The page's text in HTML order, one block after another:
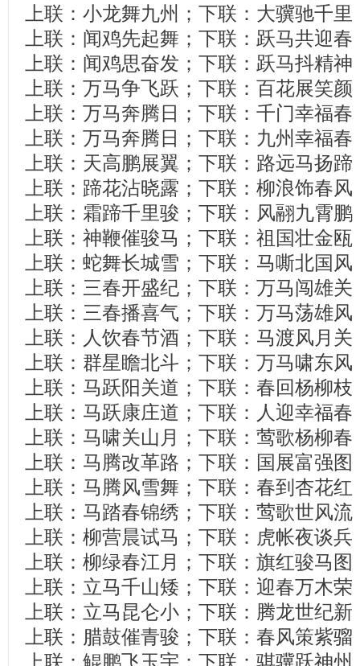
上联：小龙舞九州；下联：大骥驰千里
上联：闻鸡先起舞；下联：跃马共迎春
上联：闻鸡思奋发；下联：跃马抖精神
上联：万马争飞跃；下联：百花展笑颜
上联：万马奔腾日；下联：千门幸福春
上联：万马奔腾日；下联：九州幸福春
上联：天高鹏展翼；下联：路远马扬蹄
上联：蹄花沾晓露；下联：柳浪饰春风
上联：霜蹄千里骏；下联：风翮九霄鹏
上联：神鞭催骏马；下联：祖国壮金瓯
上联：蛇舞长城雪；下联：马嘶北国风
上联：三春开盛纪；下联：万马闯雄关
上联：三春播喜气；下联：万马荡雄风
上联：人饮春节酒；下联：马渡风月关
上联：群星瞻北斗；下联：万马啸东风
上联：马跃阳关道；下联：春回杨柳枝
上联：马跃康庄道；下联：人迎幸福春
上联：马啸关山月；下联：莺歌杨柳春
上联：马腾改革路；下联：国展富强图
上联：马腾风雪舞；下联：春到杏花红
上联：马踏春锦绣；下联：莺歌世风流
上联：柳营晨试马；下联：虎帐夜谈兵
上联：柳绿春江月；下联：旗红骏马图
上联：立马千山矮；下联：迎春万木荣
上联：立马昆仑小；下联：腾龙世纪新
上联：腊鼓催青骏；下联：春风策紫骝
上联：鲲鹏飞玉宇；下联：骐骥跃神州